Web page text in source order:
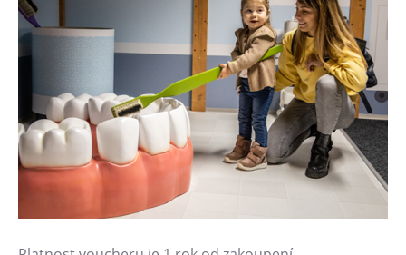
Prohlídky
Dolní Vítkovice
Hornické muzeum
Občerstvení